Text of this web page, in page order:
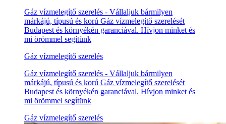
Gáz vízmelegítő szerelés - Vállaljuk bármilyen
márkájú, típusú és korú Gáz vízmelegítő szerelését
Budapest és környékén garanciával. Hívjon minket és
mi örömmel segítünk
Gáz vízmelegítő szerelés
Gáz vízmelegítő szerelés - Vállaljuk bármilyen
márkájú, típusú és korú Gáz vízmelegítő szerelését
Budapest és környékén garanciával. Hívjon minket és
mi örömmel segítünk
Gáz vízmelegítő szerelés